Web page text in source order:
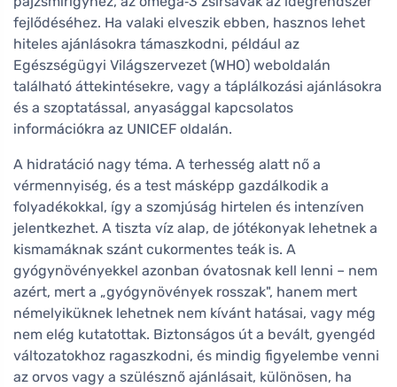
fejlődéséhez. Ha valaki elveszik ebben, hasznos lehet
hiteles ajánlásokra támaszkodni, például az
Egészségügyi Világszervezet (WHO) weboldalán
található áttekintésekre, vagy a táplálkozási ajánlásokra
és a szoptatással, anyasággal kapcsolatos
információkra az UNICEF oldalán.
A hidratáció nagy téma. A terhesség alatt nő a
vérmennyiség, és a test másképp gazdálkodik a
folyadékokkal, így a szomjúság hirtelen és intenzíven
jelentkezhet. A tiszta víz alap, de jótékonyak lehetnek a
kismamáknak szánt cukormentes teák is. A
gyógynövényekkel azonban óvatosnak kell lenni – nem
azért, mert a „gyógynövények rosszak", hanem mert
némelyiküknek lehetnek nem kívánt hatásai, vagy még
nem elég kutatottak. Biztonságos út a bevált, gyengéd
változatokhoz ragaszkodni, és mindig figyelembe venni
az orvos vagy a szülésznő ajánlásait, különösen, ha